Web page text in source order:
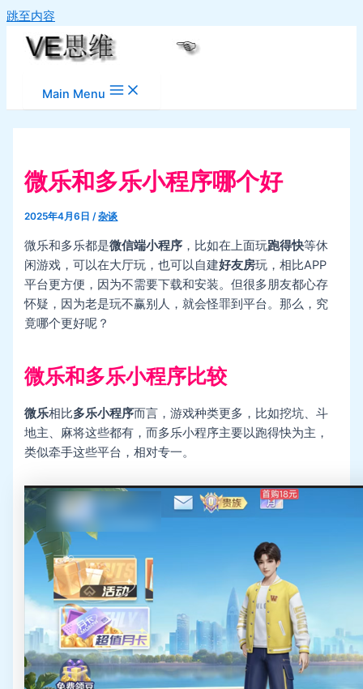
跳至内容
Main Menu
微乐和多乐小程序哪个好
2025年4月6日/杂谈
微乐和多乐都是微信端小程序 ，比如在上面玩跑得快等休
闲游戏，可以在大厅玩，也可以自建好友房玩，相比APP
平台更方便，因为不需要下载和安装。但很多朋友都心存
怀疑，因为老是玩不赢别人，就会怪罪到平台。那么，究
竟哪个更好呢？
微乐和多乐小程序比较
微乐相比多乐小程序而言，游戏种类更多，比如挖坑、斗
地主、麻将这些都有，而多乐小程序主要以跑得快为主，
类似牵手这些平台，相对专一。